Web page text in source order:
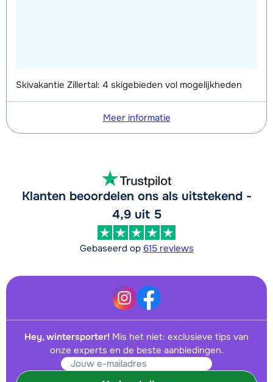
Skivakantie Zillertal: 4 skigebieden vol mogelijkheden
Meer informatie
Klanten beoordelen ons als uitstekend -
4,9 uit 5
Gebaseerd op 615 reviews
Hey, wintersporter! Mis het niet: exclusieve tips van
onze experts en de beste aanbiedingen.